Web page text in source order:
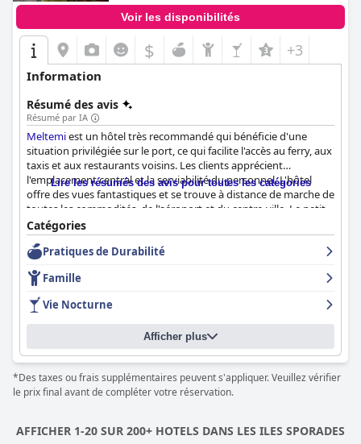
Voir les disponibilités
$ +3
Information
Résumé des avis
Résumé par IA
Meltemiest un hôtel très recommandé qui bénéficie d'une
situation privilégiée sur le port, ce qui facilite l'accès au ferry, aux
taxis et aux restaurants voisins. Les clients apprécient
l'emplacement central et la serviabilité du personnel. L'hôtel
offre des vues fantastiques et se trouve à distance de marche de
toutes les commodités, de l'aéroport et du centre-ville. Le petit
déjeuner est très recommandé et les clients le décrivent comme
délicieux, excellent, vaste et très savoureux. Les chambres sont
propres, modernes et bien meublées, avec des lits confortables
et des vues fantastiques. Le personnel est exceptionnel, connu
pour son excellent service à la clientèle et sa volonté de se
surpasser pour les clients. Les lits sont de grande qualité et très
confortables, garantissant une bonne nuit de sommeil. Bien
qu'il y ait eu quelques problèmes mineurs concernant
l'attribution des chambres, la propreté et les rénovations, le
consensus général est queMeltemiest un excellent choix pour
tous ceux qui recherchent un hôtel propre et beau avec un
personnel exceptionnel et des lits confortables.
Lire les résumés des avis pour toutes les catégories
Catégories
Pratiques de Durabilité
Famille
Vie Nocturne
Afficher plus
*Des taxes ou frais supplémentaires peuvent s'appliquer. Veuillez vérifier
le prix final avant de compléter votre réservation.
AFFICHER 1-20 SUR 200+ HOTELS DANS LES ILES SPORADES